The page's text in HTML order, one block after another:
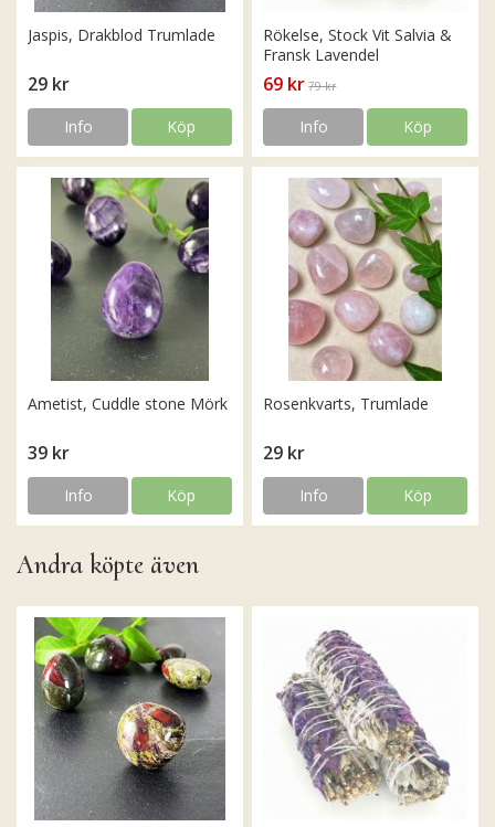
Jaspis, Drakblod Trumlade
29 kr
Info Köp
Rökelse, Stock Vit Salvia &
Fransk Lavendel
69 kr 79 kr
Info Köp
Ametist, Cuddle stone Mörk
39 kr
Info Köp
Rosenkvarts, Trumlade
29 kr
Info Köp
Andra köpte även